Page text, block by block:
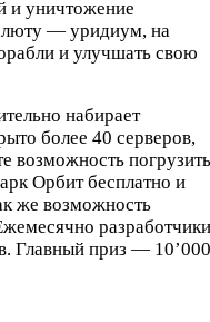
и уничтожение
— уридиум, на
и улучшать свою
набирает
более 40 серверов,
возможность
Орбит бесплатно и
же возможность
разработчики
Главный приз — 10’000